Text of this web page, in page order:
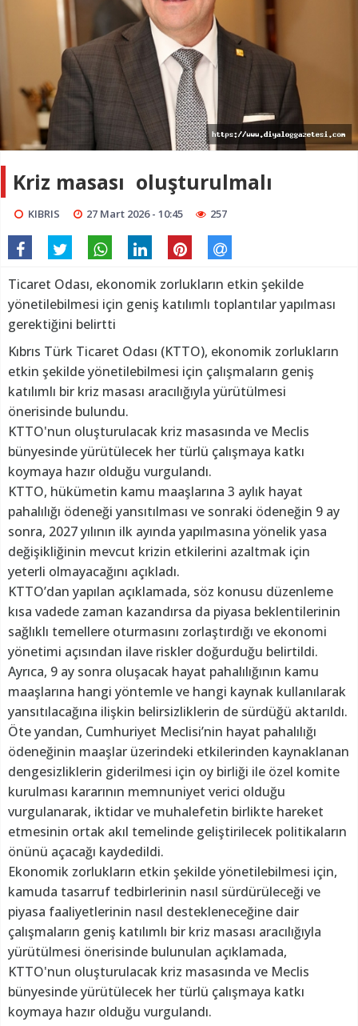
Kriz masası oluşturulmalı
KIBRIS 27 Mart 2026 - 10:45 257
Ticaret Odası, ekonomik zorlukların etkin şekilde
yönetilebilmesi için geniş katılımlı toplantılar yapılması
gerektiğini belirtti
Kıbrıs Türk Ticaret Odası (KTTO), ekonomik zorlukların
etkin şekilde yönetilebilmesi için çalışmaların geniş
katılımlı bir kriz masası aracılığıyla yürütülmesi
önerisinde bulundu.
KTTO'nun oluşturulacak kriz masasında ve Meclis
bünyesinde yürütülecek her türlü çalışmaya katkı
koymaya hazır olduğu vurgulandı.
KTTO, hükümetin kamu maaşlarına 3 aylık hayat
pahalılığı ödeneği yansıtılması ve sonraki ödeneğin 9 ay
sonra, 2027 yılının ilk ayında yapılmasına yönelik yasa
değişikliğinin mevcut krizin etkilerini azaltmak için
yeterli olmayacağını açıkladı.
KTTO’dan yapılan açıklamada, söz konusu düzenleme
kısa vadede zaman kazandırsa da piyasa beklentilerinin
sağlıklı temellere oturmasını zorlaştırdığı ve ekonomi
yönetimi açısından ilave riskler doğurduğu belirtildi.
Ayrıca, 9 ay sonra oluşacak hayat pahalılığının kamu
maaşlarına hangi yöntemle ve hangi kaynak kullanılarak
yansıtılacağına ilişkin belirsizliklerin de sürdüğü aktarıldı.
Öte yandan, Cumhuriyet Meclisi’nin hayat pahalılığı
ödeneğinin maaşlar üzerindeki etkilerinden kaynaklanan
dengesizliklerin giderilmesi için oy birliği ile özel komite
kurulması kararının memnuniyet verici olduğu
vurgulanarak, iktidar ve muhalefetin birlikte hareket
etmesinin ortak akıl temelinde geliştirilecek politikaların
önünü açacağı kaydedildi.
Ekonomik zorlukların etkin şekilde yönetilebilmesi için,
kamuda tasarruf tedbirlerinin nasıl sürdürüleceği ve
piyasa faaliyetlerinin nasıl destekleneceğine dair
çalışmaların geniş katılımlı bir kriz masası aracılığıyla
yürütülmesi önerisinde bulunulan açıklamada,
KTTO'nun oluşturulacak kriz masasında ve Meclis
bünyesinde yürütülecek her türlü çalışmaya katkı
koymaya hazır olduğu vurgulandı.